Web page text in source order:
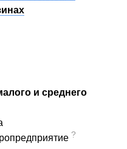
и среднего
?